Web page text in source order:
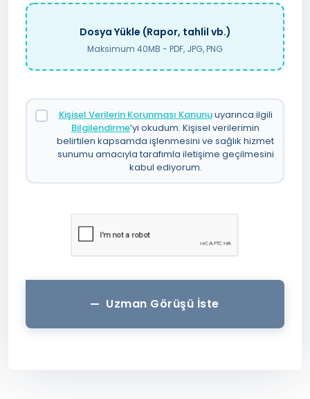
Dosya Yükle (Rapor, tahlil vb.)
Maksimum 40MB - PDF, JPG, PNG
Kişisel Verilerin Korunması Kanunuuyarınca ilgili
Bilgilendirme’yi okudum. Kişisel verilerimin
belirtilen kapsamda işlenmesini ve sağlık hizmet
sunumu amacıyla tarafımla iletişime geçilmesini
kabul ediyorum.
Uzman Görüşü İste